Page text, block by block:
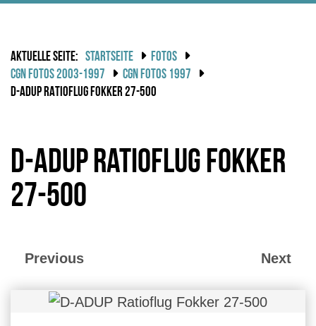
AKTUELLE SEITE: STARTSEITE
FOTOS
CGN FOTOS 2003-1997
CGN FOTOS 1997
D-ADUP RATIOFLUG FOKKER 27-500
D-ADUP Ratioflug Fokker
27-500
Previous Next